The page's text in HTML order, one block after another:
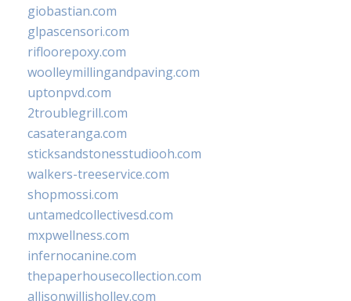
giobastian.com
glpascensori.com
rifloorepoxy.com
woolleymillingandpaving.com
uptonpvd.com
2troublegrill.com
casateranga.com
sticksandstonesstudiooh.com
walkers-treeservice.com
shopmossi.com
untamedcollectivesd.com
mxpwellness.com
infernocanine.com
thepaperhousecollection.com
allisonwillisholley.com